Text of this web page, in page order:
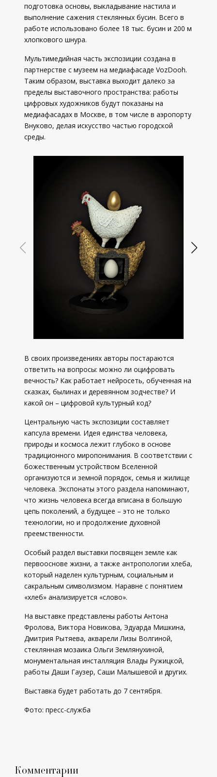
подготовка основы, выкладывание настила и
выполнение сажения стеклянных бусин. Всего в
работе использовано более 18 тыс. бусин и 200 м
хлопкового шнура.
Мультимедийная часть экспозиции создана в
партнерстве с музеем на медиафасаде VozDooh.
Таким образом, выставка выходит далеко за
пределы выставочного пространства: работы
цифровых художников будут показаны на
медиафасадах в Москве, в том числе в аэропорту
Внуково, делая искусство частью городской
среды.
В своих произведениях авторы постараются
ответить на вопросы: можно ли оцифровать
вечность? Как работает нейросеть, обученная на
сказках, былинах и деревянном зодчестве? И
какой он – цифровой культурный код?
Центральную часть экспозиции составляет
капсула времени. Идея единства человека,
природы и космоса лежит глубоко в основе
традиционного миропонимания. В соответствии с
божественным устройством Вселенной
организуются и земной порядок, семья и жилище
человека. Экспонаты этого раздела напоминают,
что жизнь человека всегда вписана в большую
цепь поколений, а будущее – это не только
технологии, но и продолжение духовной
преемственности.
Особый раздел выставки посвящен земле как
первооснове жизни, а также антропологии хлеба,
который наделен культурным, социальным и
сакральным символизмом. Наравне с понятием
«хлеб» анализируется «слово».
На выставке представлены работы Антона
Фролова, Виктора Новикова, Эдуарда Мишкина,
Дмитрия Рытяева, акварели Лизы Волгиной,
стеклянная мозаика Ольги Землянухиной,
монументальная инсталляция Влады Ружицкой,
работы Даши Гаузер, Саши Малышевой и других.
Выставка будет работать до 7 сентября.
Фото: пресс-служба
Комментарии